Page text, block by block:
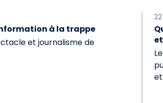
à la trappe
et journalisme de